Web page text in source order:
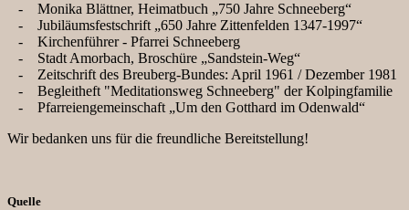
- Monika Blättner, Heimatbuch „750 Jahre Schneeberg“
- Jubiläumsfestschrift „650 Jahre Zittenfelden 1347-1997“
- Kirchenführer - Pfarrei Schneeberg
- Stadt Amorbach, Broschüre „Sandstein-Weg“
- Zeitschrift des Breuberg-Bundes: April 1961 / Dezember 1981
- Begleitheft "Meditationsweg Schneeberg" der Kolpingfamilie
- Pfarreiengemeinschaft „Um den Gotthard im Odenwald“
Wir bedanken uns für die freundliche Bereitstellung!
Quelle